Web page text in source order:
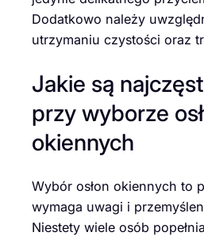
Dodatkowo należy
utrzymaniu czystości oraz
Jakie są
przy wyborze
okiennych
Wybór osłon okiennych to
wymaga uwagi i
Niestety wiele osób